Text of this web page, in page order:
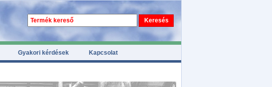
Gyakori kérdések Kapcsolat